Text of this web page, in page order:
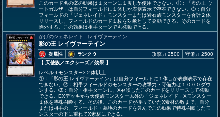
このカード名の②の効果は１ターンに１度しか使用できない。①：「虚の王 ウ
ートガルザ」は自分フィールドに１体しか表側表示で存在できない。②：自分
フィールドの「ジェネレイド」モンスターまたは岩石族モンスターを合計２体
リリースし、フィールドのカード１枚を対象として発動できる。そのカードを
除外する。この効果は相手ターンでも発動できる。
かげのジェネレイド レイヴァーテイン
影の王 レイヴァーテイン
炎属性
ランク 9
【 天使族／エクシーズ／効果 】
攻撃力 2500 守備力 2500
レベル９モンスター×２体以上
①：「影の王 レイヴァーテイン」は自分フィールドに１体しか表側表示で存在
できない。②：相手フィールドのモンスターの攻撃力・守備力は１０００ダウ
ンする。③：自分・相手ターンに、X召喚したこのカードをリリースして発動
できる。EXデッキから天使族モンスター以外の「ジェネレイド」Xモンスター
１体を特殊召喚する。その後、このカードが持っていたX素材の数まで、自分
または相手の、フィールド・墓地のカードを選んでこの効果で特殊召喚したモ
ンスターの下に重ねてX素材にできる。